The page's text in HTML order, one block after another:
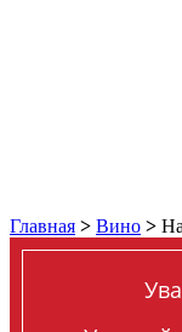
Главная > Вино >